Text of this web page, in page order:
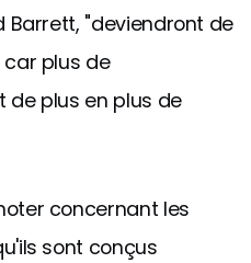
Barrett, "deviendront de
car plus de
de plus en plus de
concernant les
sont conçus